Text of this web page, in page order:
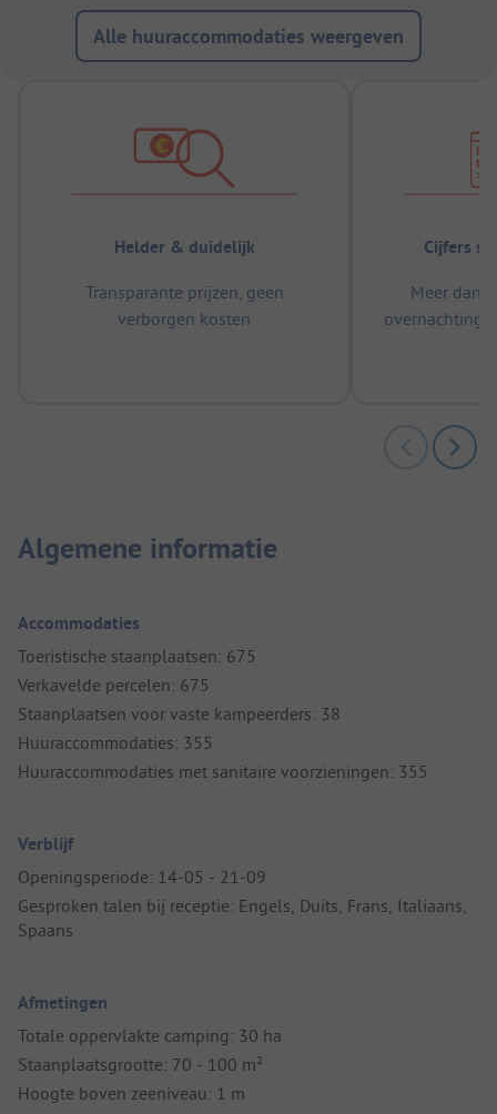
Alle huuraccommodaties weergeven
Helder & duidelijk
Transparante prijzen, geen
verborgen kosten
Cijfers
Meer dan
Algemene informatie
Accommodaties
Toeristische staanplaatsen: 675
Verkavelde percelen: 675
Staanplaatsen voor vaste kampeerders: 38
Huuraccommodaties: 355
Huuraccommodaties met sanitaire voorzieningen: 355
Verblijf
Openingsperiode: 14-05 - 21-09
Gesproken talen bij receptie: Engels, Duits, Frans, Italiaans,
Spaans
Afmetingen
Totale oppervlakte camping: 30 ha
Staanplaatsgrootte: 70 - 100 m²
Hoogte boven zeeniveau: 1 m